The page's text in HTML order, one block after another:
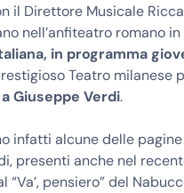
il Direttore Musicale
nell’anfiteatro romano
in programma
Teatro milanese
Giuseppe Verdi.
infatti alcune delle
presenti anche nel
pensiero” del